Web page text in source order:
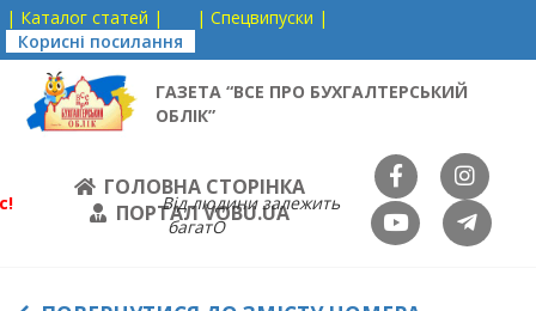
| Каталог статей |
| Спецвипуски |
Корисні посилання
ГАЗЕТА “ВСЕ ПРО БУХГАЛТЕРСЬКИЙ
ОБЛІК”
ГОЛОВНА СТОРІНКА
ПОРТАЛ VOBU.UA
Від людини залежить
багатО